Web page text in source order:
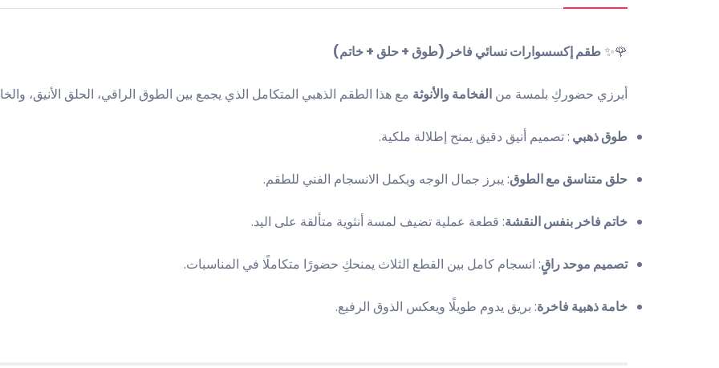
🌹✨طقم إكسسوارات نسائي فاخر (طوق + حلق + خاتم)
أبرزي حضوركِ بلمسة من الفخامة والأنوثة مع هذا الطقم الذهبي المتكامل الذي يجمع بين الطوق الراقي، الحلق الأنيق،
طوق ذهبي : تصميم أنيق دقيق يمنح إطلالة ملكية.
حلق متناسق مع الطوق: يبرز جمال الوجه ويكمل الانسجام الفني للطقم.
خاتم فاخر بنفس النقشة: قطعة عملية تضيف لمسة أنثوية متألقة على اليد.
تصميم موحد راقٍ: انسجام كامل بين القطع الثلاث يمنحكِ حضورًا متكاملًا في المناسبات.
خامة ذهبية فاخرة: بريق يدوم طويلًا ويعكس الذوق الرفيع.